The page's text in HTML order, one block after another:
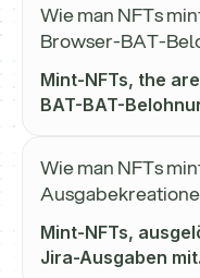
Wie man NFTs
Browser-BAT-
Mint-NFTs, the
BAT-BAT-
Wie man NFTs
Mint-NFTs,
Jira-Ausgaben